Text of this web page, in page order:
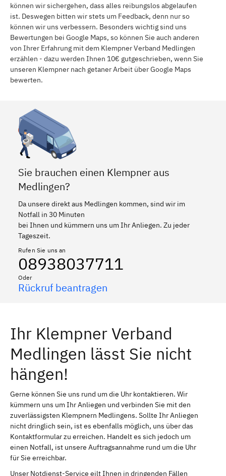
können wir sichergehen, dass alles reibungslos abgelaufen
ist. Deswegen bitten wir stets um Feedback, denn nur so
können wir uns verbessern. Besonders wichtig sind uns
Bewertungen bei Google Maps, so können Sie auch anderen
von Ihrer Erfahrung mit dem Klempner Verband Medlingen
erzählen - dazu werden Ihnen 10€ gutgeschrieben, wenn Sie
unseren Klempner nach getaner Arbeit über Google Maps
bewerten.
Sie brauchen einen Klempner aus
Medlingen?
Da unsere direkt aus Medlingen kommen, sind wir im
Notfall in 30 Minuten
bei Ihnen und kümmern uns um Ihr Anliegen. Zu jeder
Tageszeit.
Rufen Sie uns an
08938037711
Oder
Rückruf beantragen
Ihr Klempner Verband
Medlingen lässt Sie nicht
hängen!
Gerne können Sie uns rund um die Uhr kontaktieren. Wir
kümmern uns um Ihr Anliegen und verbinden Sie mit den
zuverlässigsten Klempnern Medlingens. Sollte Ihr Anliegen
nicht dringlich sein, ist es ebenfalls möglich, uns über das
Kontaktformular zu erreichen. Handelt es sich jedoch um
einen Notfall, ist unsere Auftragsannahme rund um die Uhr
für Sie erreichbar.
Unser Notdienst-Service eilt Ihnen in dringenden Fällen